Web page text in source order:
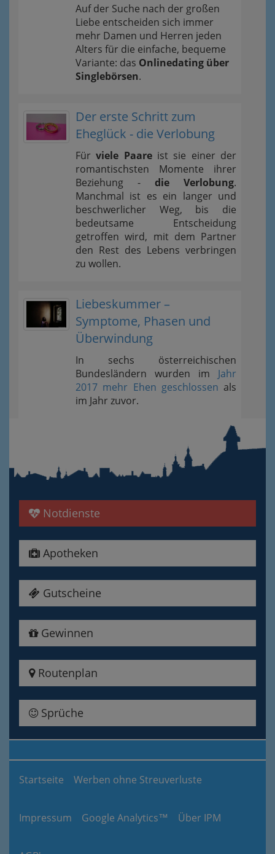
Auf der Suche nach der großen
Liebe entscheiden sich immer
mehr Damen und Herren jeden
Alters für die einfache, bequeme
Variante: das Onlinedating über
Singlebörsen.
Der erste Schritt zum
Eheglück - die Verlobung
Fürviele Paareist sie einer der
romantischsten Momente ihrer
Beziehung - die Verlobung.
Manchmal ist es ein langer und
beschwerlicher Weg, bis die
bedeutsame Entscheidung
getroffen wird, mit dem Partner
den Rest des Lebens verbringen
zu wollen.
Liebeskummer –
Symptome, Phasen und
Überwindung
In sechs österreichischen
Bundesländern wurden im Jahr
2017 mehr Ehen geschlossen als
im Jahr zuvor.
Notdienste
Apotheken
Gutscheine
Gewinnen
Routenplan
Sprüche
Startseite Werben ohne Streuverluste
Impressum Google Analytics™ Über IPM